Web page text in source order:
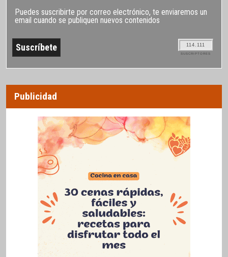
Puedes suscribirte por correo electrónico, te enviaremos un
email cuando se publiquen nuevos contenidos
114.111
SUSCRIPTORES
Publicidad